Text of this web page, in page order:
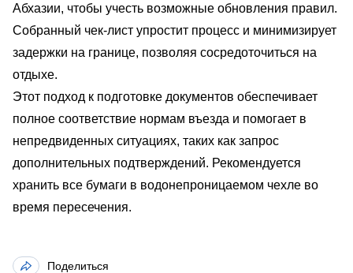
Абхазии, чтобы учесть возможные обновления правил.
Собранный чек-лист упростит процесс и минимизирует
задержки на границе, позволяя сосредоточиться на
отдыхе.
Этот подход к подготовке документов обеспечивает
полное соответствие нормам въезда и помогает в
непредвиденных ситуациях, таких как запрос
дополнительных подтверждений. Рекомендуется
хранить все бумаги в водонепроницаемом чехле во
время пересечения.
Поделиться